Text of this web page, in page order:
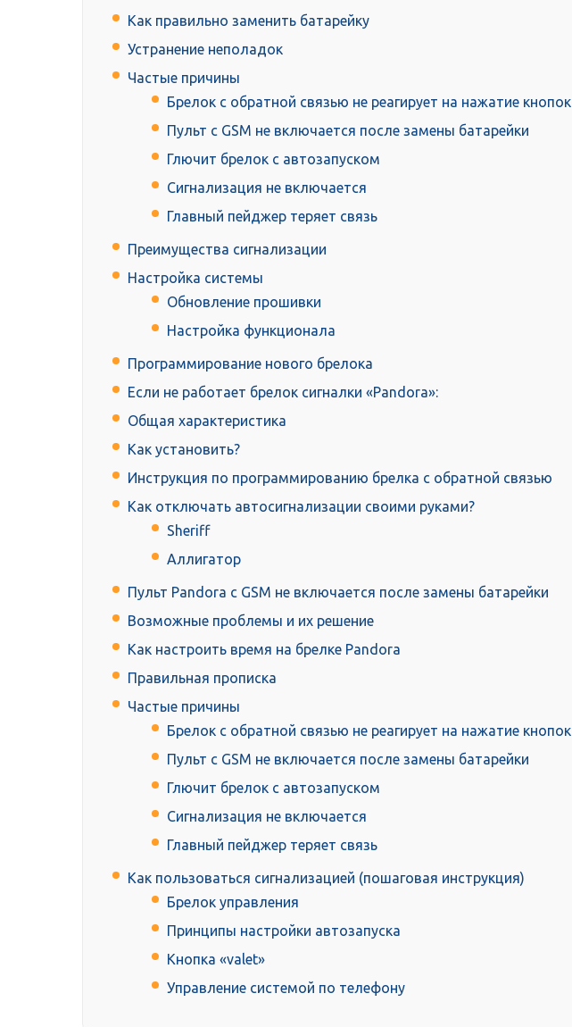
Как правильно заменить батарейку
Устранение неполадок
Частые причины
Брелок с обратной связью не реагирует на нажатие кнопок
Пульт с GSM не включается после замены батарейки
Глючит брелок с автозапуском
Сигнализация не включается
Главный пейджер теряет связь
Преимущества сигнализации
Настройка системы
Обновление прошивки
Настройка функционала
Программирование нового брелока
Если не работает брелок сигналки «Pandora»:
Общая характеристика
Как установить?
Инструкция по программированию брелка с обратной связью
Как отключать автосигнализации своими руками?
Sheriff
Аллигатор
Пульт Pandora с GSM не включается после замены батарейки
Возможные проблемы и их решение
Как настроить время на брелке Pandora
Правильная прописка
Частые причины
Брелок с обратной связью не реагирует на нажатие кнопок
Пульт с GSM не включается после замены батарейки
Глючит брелок с автозапуском
Сигнализация не включается
Главный пейджер теряет связь
Как пользоваться сигнализацией (пошаговая инструкция)
Брелок управления
Принципы настройки автозапуска
Кнопка «valet»
Управление системой по телефону